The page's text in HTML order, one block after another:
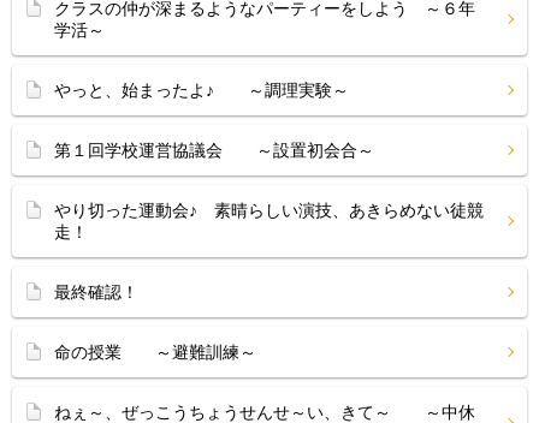
クラスの仲が深まるようなパーティーをしよう ～６年
学活～
やっと、始まったよ♪ ～調理実験～
第１回学校運営協議会 ～設置初会合～
やり切った運動会♪ 素晴らしい演技、あきらめない徒競
走！
最終確認！
命の授業 ～避難訓練～
ねぇ～、ぜっこうちょうせんせ～い、きて～ ～中休